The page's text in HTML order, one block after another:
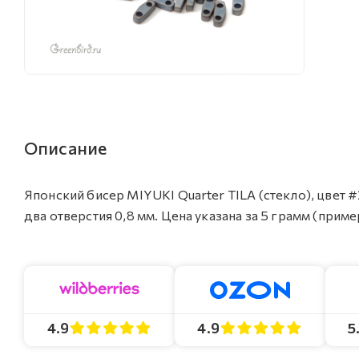
Описание
Японский бисер MIYUKI Quarter TILA (стекло), цвет
два отверстия 0,8 мм. Цена указана за 5 грамм
4.9 4.9